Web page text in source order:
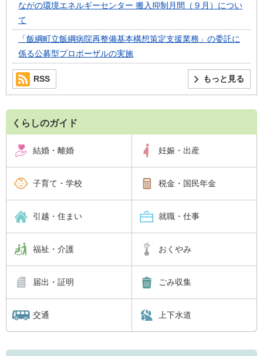
ながの環境エネルギーセンター 搬入抑制月間（９月）につい
て
「飯綱町立飯綱病院再整備基本構想策定支援業務」の委託に
係る公募型プロポーザルの実施
もっと見る
RSS
くらしのガイド
結婚・離婚 妊娠・出産
子育て・学校 税金・国民年金
引越・住まい 就職・仕事
福祉・介護 おくやみ
届出・証明 ごみ収集
交通 上下水道